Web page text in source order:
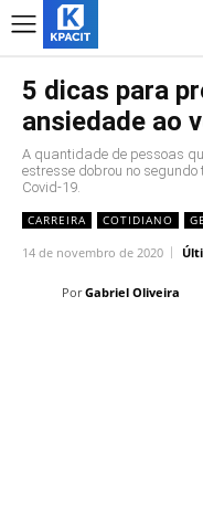
5 dicas para
ansiedade ao
A quantidade de pessoas
estresse dobrou no
Covid-19.
CARREIRA COTIDIANO
14 de novembro de 2020
Por Gabriel Oliveira